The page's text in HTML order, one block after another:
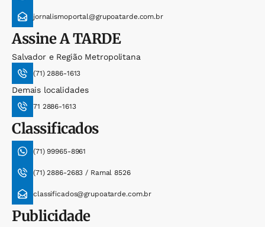
jornalismoportal@grupoatarde.com.br
AssineA TARDE
Salvador e Região Metropolitana
(71) 2886-1613
Demais localidades
71 2886-1613
Classificados
(71) 99965-8961
(71) 2886-2683 / Ramal 8526
classificados@grupoatarde.com.br
Publicidade